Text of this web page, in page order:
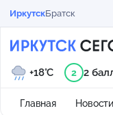
ИркутскБратск
Главная Новости
+18°C 2 2